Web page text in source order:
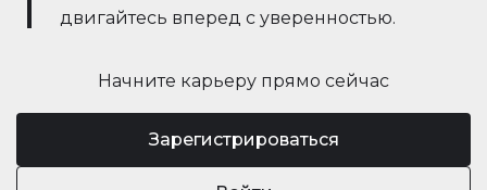
Начните карьеру прямо сейчас
Зарегистрироваться
двигайтесь вперед с уверенностью.